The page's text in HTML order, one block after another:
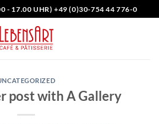
- 17.00 UHR) +49 (0)30-754 44 776-0
post with A Gallery